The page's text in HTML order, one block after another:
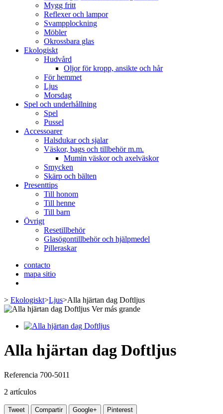
Mygg fritt
Reflexer och lampor
Svampplockning
Möbler
Okrossbara glas
Ekologiskt
Hudvård
Oljor för kropp, ansikte och hår
För hemmet
Ljus
Morsdag
Spel och underhållning
Spel
Pussel
Accessoarer
Halsdukar och sjalar
Väskor, bags och tillbehör m.m.
Mumin väskor och axelväskor
Smycken
Skärp och bälten
Presenttips
Till honom
Till henne
Till barn
Övrigt
Resetillbehör
Glasögontillbehör och hjälpmedel
Pilleraskar
contacto
mapa sitio
> Ekologiskt>Ljus>Alla hjärtan dag Doftljus
Ver más grande
Alla hjärtan dag Doftljus
Referencia 700-5011
2 artículos
Tweet Compartir Google+ Pinterest